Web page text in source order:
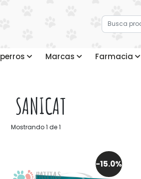
Marcas Farmacia
SANICAT
Mostrando 1 de 1
-15.0%